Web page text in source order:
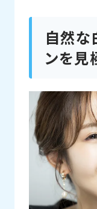
自然な
ンを見